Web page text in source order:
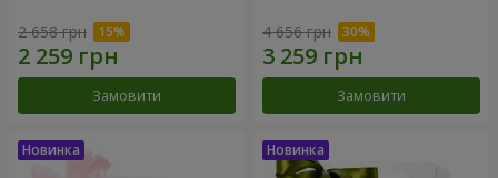
2 658 грн
Замовити
4 656 грн
Замовити